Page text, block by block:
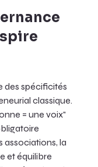
des spécificités
classique.
= une voix"
associations, la
et équilibre